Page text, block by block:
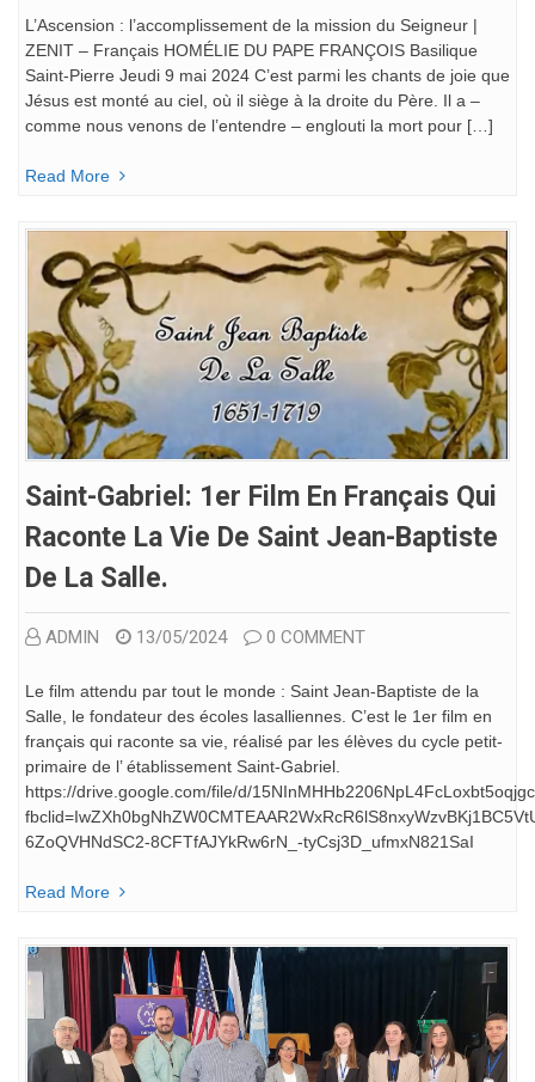
L’Ascension : l’accomplissement de la mission du Seigneur |
ZENIT – Français HOMÉLIE DU PAPE FRANÇOIS Basilique
Saint-Pierre Jeudi 9 mai 2024 C’est parmi les chants de joie que
Jésus est monté au ciel, où il siège à la droite du Père. Il a –
comme nous venons de l’entendre – englouti la mort pour […]
Read More
Saint-Gabriel: 1er Film En Français Qui
Raconte La Vie De Saint Jean-Baptiste
De La Salle.
ADMIN 13/05/2024 0 COMMENT
Le film attendu par tout le monde : Saint Jean-Baptiste de la
Salle, le fondateur des écoles lasalliennes. C’est le 1er film en
français qui raconte sa vie, réalisé par les élèves du cycle petit-
primaire de l’ établissement Saint-Gabriel.
https://drive.google.com/file/d/
6ZoQVHNdSC2-8CFTfAJYkRw6rN_-tyCsj3D_ufmxN821SaI
Read More